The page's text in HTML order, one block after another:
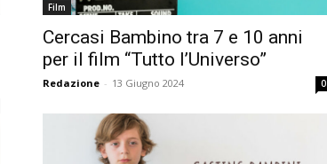
Film
Cercasi Bambino tra 7 e 10 anni
per il film “Tutto l’Universo”
Redazione - 13 Giugno 2024 0